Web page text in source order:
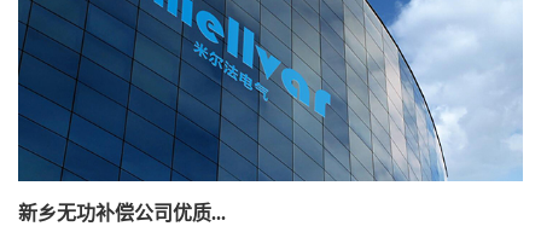
新乡无功补偿公司优质...